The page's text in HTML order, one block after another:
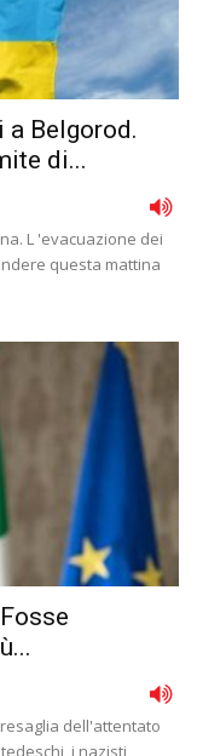
a Belgorod.
di...
L 'evacuazione dei
questa mattina
dell'attentato
i nazisti